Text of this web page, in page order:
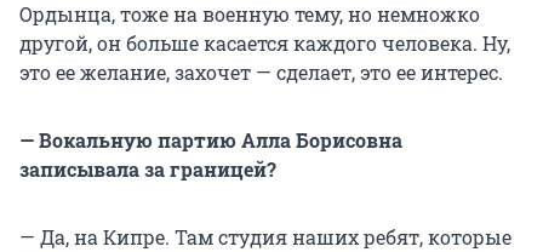
Ордынца, тоже на военную тему, но немножко
другой, он больше касается каждого человека. Ну,
это ее желание, захочет — сделает, это ее интерес.
— Вокальную партию Алла Борисовна
записывала за границей?
— Да, на Кипре. Там студия наших ребят, которые